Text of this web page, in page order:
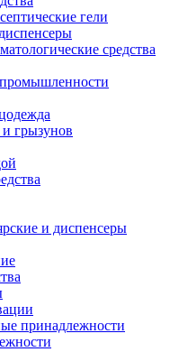
гели
средства
грызунов
и диспенсеры
принадлежности